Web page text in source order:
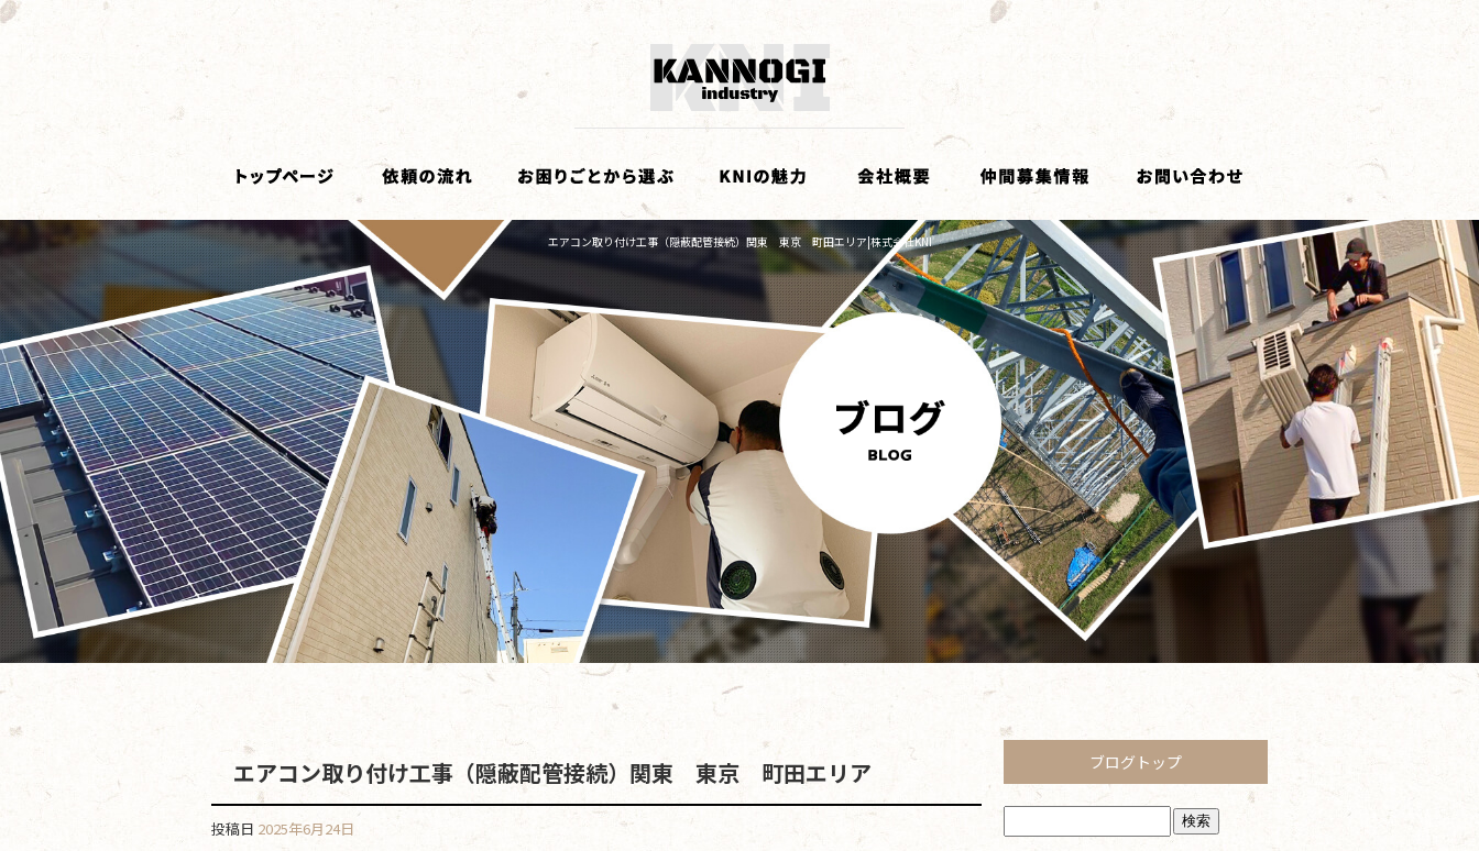
エアコン取り付け工事（隠蔽配管接続）関東 東京 町田エリア|株式会社KNI
エアコン取り付け工事（隠蔽配管接続）関東 東京 町田エリア
投稿日 2025年6月24日
ブログトップ